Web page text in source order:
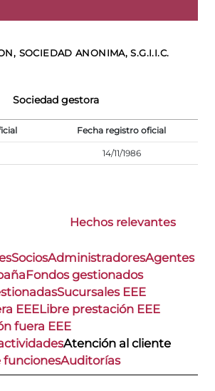
SOCIEDAD ANONIMA, S.G.I.I.C.
Sociedad gestora
Fecha registro oficial
14/11/1986
Hechos relevantes
SociosAdministradoresAgentes
Fondos gestionados
Sucursales EEE
EEELibre prestación EEE
fuera EEE
Atención al cliente
funcionesAuditorías